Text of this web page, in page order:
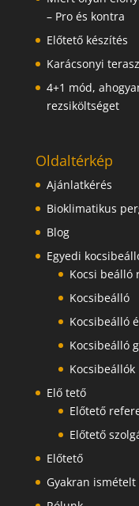
– Pro és kontra
Előtető készítés
Karácsonyi
4+1 mód,
rezsiköltséget
Oldaltérkép
Ajánlatkérés
Bioklimatikus
Blog
Egyedi
Kocsi beálló
Kocsibeálló
Kocsibeálló
Kocsibeálló
Kocsibeállók
Elő tető
Előtető
Előtető
Előtető
Gyakran ismételt